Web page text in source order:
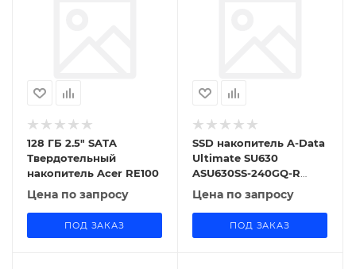
128 ГБ 2.5" SATA
Твердотельный
накопитель Acer RE100
Цена по запросу
ПОД ЗАКАЗ
SSD накопитель A-Data
Ultimate SU630
ASU630SS-240GQ-R
240ГБ, 2.5", SATA III,
SATA
Цена по запросу
ПОД ЗАКАЗ